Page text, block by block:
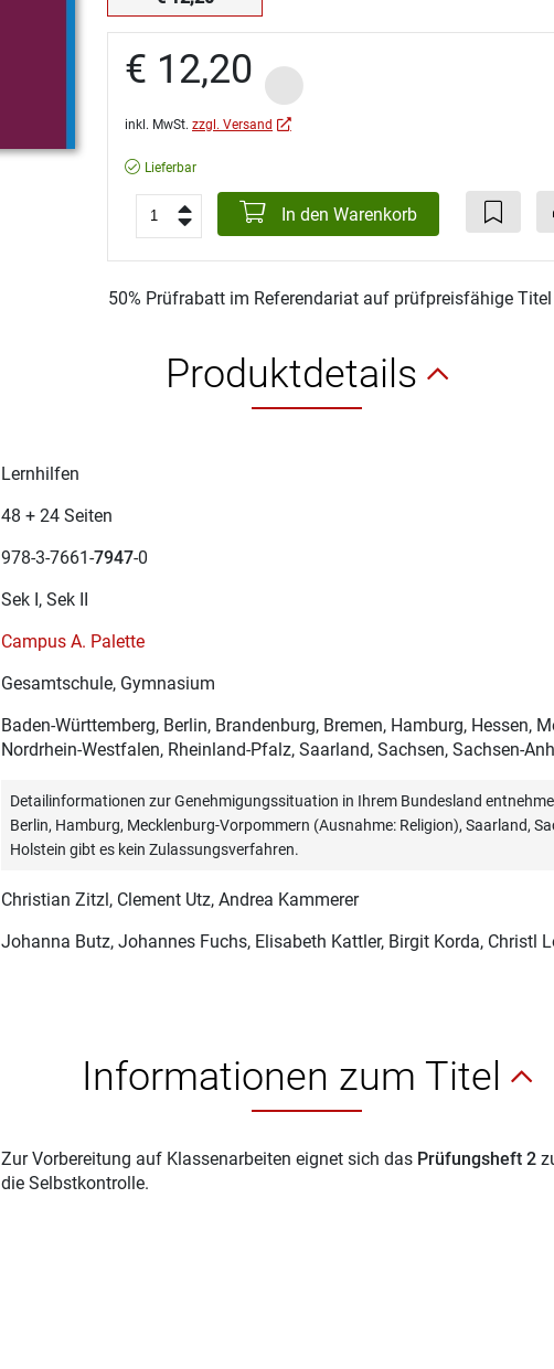
€ 12,20
inkl. MwSt. zzgl. Versand
Lieferbar
In den Warenkorb
50% Prüfrabatt im Referendariat auf prüfpreisfähige
Produktdetails
Lernhilfen
48 + 24 Seiten
978-3-7661-7947-0
Sek I, Sek II
Campus A. Palette
Gesamtschule, Gymnasium
Baden-Württemberg, Berlin, Brandenburg, Bremen, Hamburg, Hessen,
Nordrhein-Westfalen, Rheinland-Pfalz, Saarland, Sachsen, Sachsen-
Detailinformationen zur Genehmigungssituation in Ihrem Bundesland
Berlin, Hamburg, Mecklenburg-Vorpommern (Ausnahme: Religion), Saarland,
Holstein gibt es kein Zulassungsverfahren.
Christian Zitzl, Clement Utz, Andrea Kammerer
Johanna Butz, Johannes Fuchs, Elisabeth Kattler, Birgit Korda, Christl
Informationen zum Titel
Zur Vorbereitung auf Klassenarbeiten eignet sich das Prüfungsheft 2
die Selbstkontrolle.